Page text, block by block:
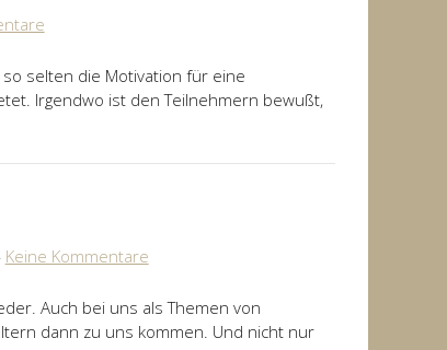
selten die Motivation für eine
Irgendwo ist den Teilnehmern bewußt,
Keine Kommentare
Auch bei uns als Themen von
dann zu uns kommen. Und nicht nur